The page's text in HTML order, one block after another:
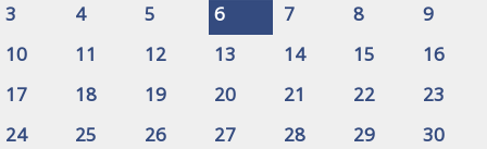
3
4 5 6 7 8
9
10
11 12 13 14 15
16
17
18 19 20 21 22
23
24
25 26 27 28 29
30